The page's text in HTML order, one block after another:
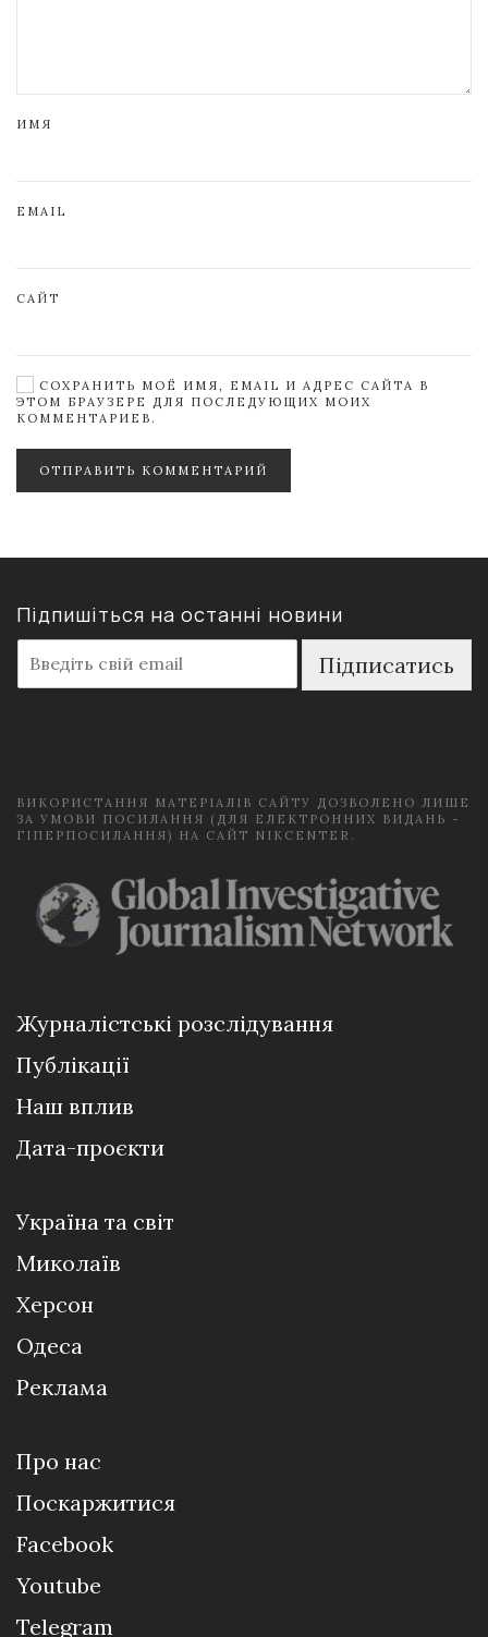
ИМЯ
EMAIL
САЙТ
СОХРАНИТЬ МОЁ ИМЯ, EMAIL И АДРЕС САЙТА В
ЭТОМ БРАУЗЕРЕ ДЛЯ ПОСЛЕДУЮЩИХ МОИХ
КОММЕНТАРИЕВ.
ОТПРАВИТЬ КОММЕНТАРИЙ
Підпишіться на останні новини
m
a
Підписатись
ВИКОРИСТАННЯ МАТЕРІАЛІВ САЙТУ ДОЗВОЛЕНО ЛИШЕ
ЗА УМОВИ ПОСИЛАННЯ (ДЛЯ ЕЛЕКТРОННИХ ВИДАНЬ -
ГІПЕРПОСИЛАННЯ) НА САЙТ NIKCENTER.
Журналістські розслідування
Публікації
Наш вплив
Дата-проєкти
Україна та світ
Миколаїв
Херсон
Одеса
Реклама
Про нас
Поскаржитися
Facebook
Youtube
Telegram